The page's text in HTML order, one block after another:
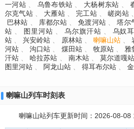
一河站
乌鲁布铁站 大杨树东站
尔克气站
大雁站 完工站 嵯岗站
巴林站
库都尔站 免渡河站 塔尔
站
图里河站 乌尔旗汗站 乌奴
站
兴安岭站 原林站 喇嘛山站
河站
沟口站 煤田站 牧原站 雅
汗站
哈拉苏站 南木站 莫尔道嘎站
图里河站
阿龙山站 得耳布尔站
喇嘛山列车时刻表
喇嘛山站列车更新时间：2026-08-08